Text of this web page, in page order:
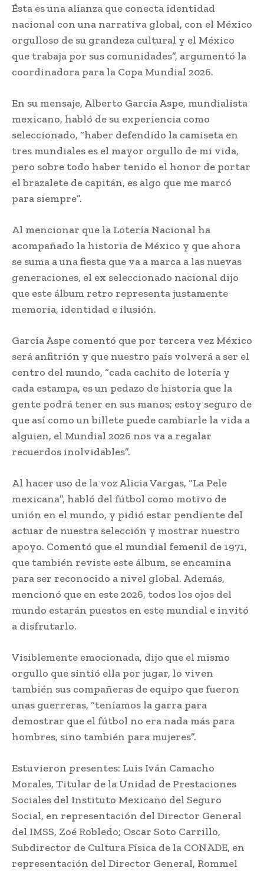
Ésta es una alianza que conecta identidad
nacional con una narrativa global, con el México
orgulloso de su grandeza cultural y el México
que trabaja por sus comunidades”, argumentó la
coordinadora para la Copa Mundial 2026.
En su mensaje, Alberto García Aspe, mundialista
mexicano, habló de su experiencia como
seleccionado, “haber defendido la camiseta en
tres mundiales es el mayor orgullo de mi vida,
pero sobre todo haber tenido el honor de portar
el brazalete de capitán, es algo que me marcó
para siempre”.
Al mencionar que la Lotería Nacional ha
acompañado la historia de México y que ahora
se suma a una fiesta que va a marca a las nuevas
generaciones, el ex seleccionado nacional dijo
que este álbum retro representa justamente
memoria, identidad e ilusión.
García Aspe comentó que por tercera vez México
será anfitrión y que nuestro país volverá a ser el
centro del mundo, “cada cachito de lotería y
cada estampa, es un pedazo de historia que la
gente podrá tener en sus manos; estoy seguro de
que así como un billete puede cambiarle la vida a
alguien, el Mundial 2026 nos va a regalar
recuerdos inolvidables”.
Al hacer uso de la voz Alicia Vargas, “La Pele
mexicana”, habló del fútbol como motivo de
unión en el mundo, y pidió estar pendiente del
actuar de nuestra selección y mostrar nuestro
apoyo. Comentó que el mundial femenil de 1971,
que también reviste este álbum, se encamina
para ser reconocido a nivel global. Además,
mencionó que en este 2026, todos los ojos del
mundo estarán puestos en este mundial e invitó
a disfrutarlo.
Visiblemente emocionada, dijo que el mismo
orgullo que sintió ella por jugar, lo viven
también sus compañeras de equipo que fueron
unas guerreras, “teníamos la garra para
demostrar que el fútbol no era nada más para
hombres, sino también para mujeres”.
Estuvieron presentes: Luis Iván Camacho
Morales, Titular de la Unidad de Prestaciones
Sociales del Instituto Mexicano del Seguro
Social, en representación del Director General
del IMSS, Zoé Robledo; Oscar Soto Carrillo,
Subdirector de Cultura Física de la CONADE, en
representación del Director General, Rommel